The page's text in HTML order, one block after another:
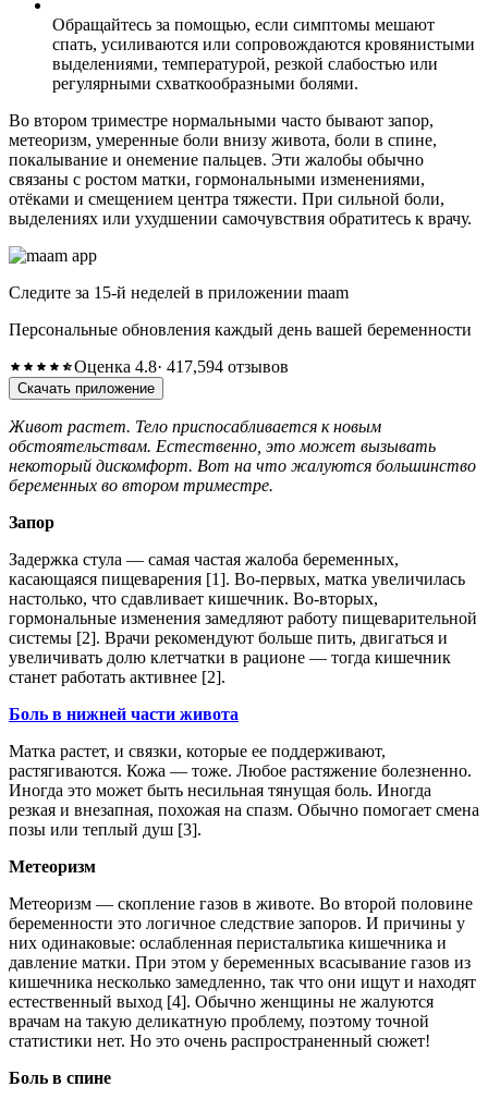
Обращайтесь за помощью, если симптомы мешают
спать, усиливаются или сопровождаются кровянистыми
выделениями, температурой, резкой слабостью или
регулярными схваткообразными болями.
Во втором триместре нормальными часто бывают запор,
метеоризм, умеренные боли внизу живота, боли в спине,
покалывание и онемение пальцев. Эти жалобы обычно
связаны с ростом матки, гормональными изменениями,
отёками и смещением центра тяжести. При сильной боли,
выделениях или ухудшении самочувствия обратитесь к врачу.
Следите за 15-й неделей в приложении maam
Персональные обновления каждый день вашей беременности
Оценка 4.8· 417,594 отзывов
Скачать приложение
Живот растет. Тело приспосабливается к новым
обстоятельствам. Естественно, это может вызывать
некоторый дискомфорт. Вот на что жалуются большинство
беременных во втором триместре.
Запор
Задержка стула — самая частая жалоба беременных,
касающаяся пищеварения [1]. Во-первых, матка увеличилась
настолько, что сдавливает кишечник. Во-вторых,
гормональные изменения замедляют работу пищеварительной
системы [2]. Врачи рекомендуют больше пить, двигаться и
увеличивать долю клетчатки в рационе — тогда кишечник
станет работать активнее [2].
Боль в нижней части живота
Матка растет, и связки, которые ее поддерживают,
растягиваются. Кожа — тоже. Любое растяжение болезненно.
Иногда это может быть несильная тянущая боль. Иногда
резкая и внезапная, похожая на спазм. Обычно помогает смена
позы или теплый душ [3].
Метеоризм
Метеоризм — скопление газов в животе. Во второй половине
беременности это логичное следствие запоров. И причины у
них одинаковые: ослабленная перистальтика кишечника и
давление матки. При этом у беременных всасывание газов из
кишечника несколько замедленно, так что они ищут и находят
естественный выход [4]. Обычно женщины не жалуются
врачам на такую деликатную проблему, поэтому точной
статистики нет. Но это очень распространенный сюжет!
Боль в спине